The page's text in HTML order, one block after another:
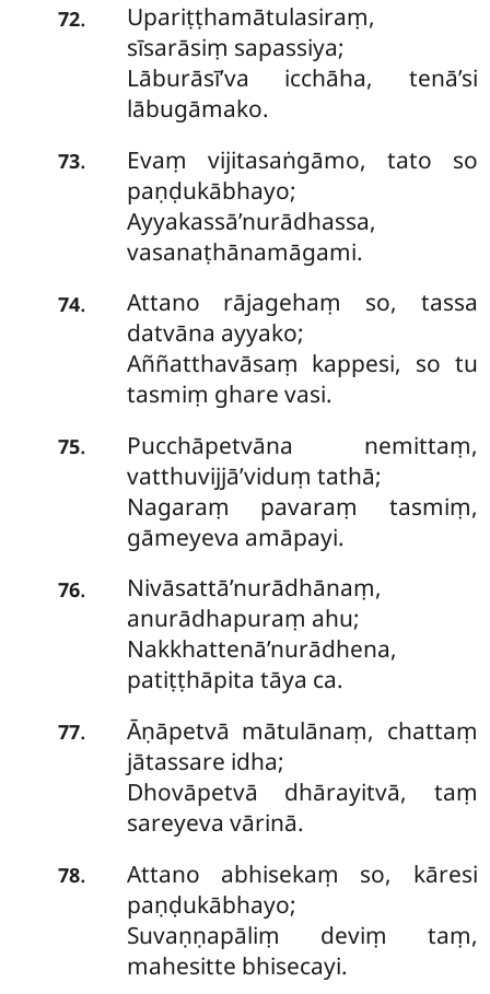
72.
Upariṭṭhamātulasiraṃ,
sīsarāsiṃ sapassiya;
Lāburāsī’va icchāha, tenā’si
lābugāmako.
73.
Evaṃ vijitasaṅgāmo, tato so
paṇḍukābhayo;
Ayyakassā’nurādhassa,
vasanaṭhānamāgami.
74.
Attano rājagehaṃ so, tassa
datvāna ayyako;
Aññatthavāsaṃ kappesi, so tu
tasmiṃ ghare vasi.
75.
Pucchāpetvāna nemittaṃ,
vatthuvijjā’viduṃ tathā;
Nagaraṃ pavaraṃ tasmiṃ,
gāmeyeva amāpayi.
76.
Nivāsattā’nurādhānaṃ,
anurādhapuraṃ ahu;
Nakkhattenā’nurādhena,
patiṭṭhāpita tāya ca.
77.
Āṇāpetvā mātulānaṃ, chattaṃ
jātassare idha;
Dhovāpetvā dhārayitvā, taṃ
sareyeva vārinā.
78.
Attano abhisekaṃ so, kāresi
paṇḍukābhayo;
Suvaṇṇapāliṃ deviṃ taṃ,
mahesitte bhisecayi.